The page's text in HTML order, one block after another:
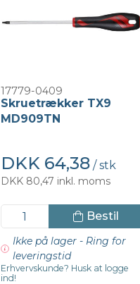
17779-0409
Skruetrækker TX9
MD909TN
DKK 64,38 / stk
DKK 80,47 inkl. moms
Bestil
Ikke på lager - Ring for
leveringstid
Erhvervskunde? Husk at logge
ind!